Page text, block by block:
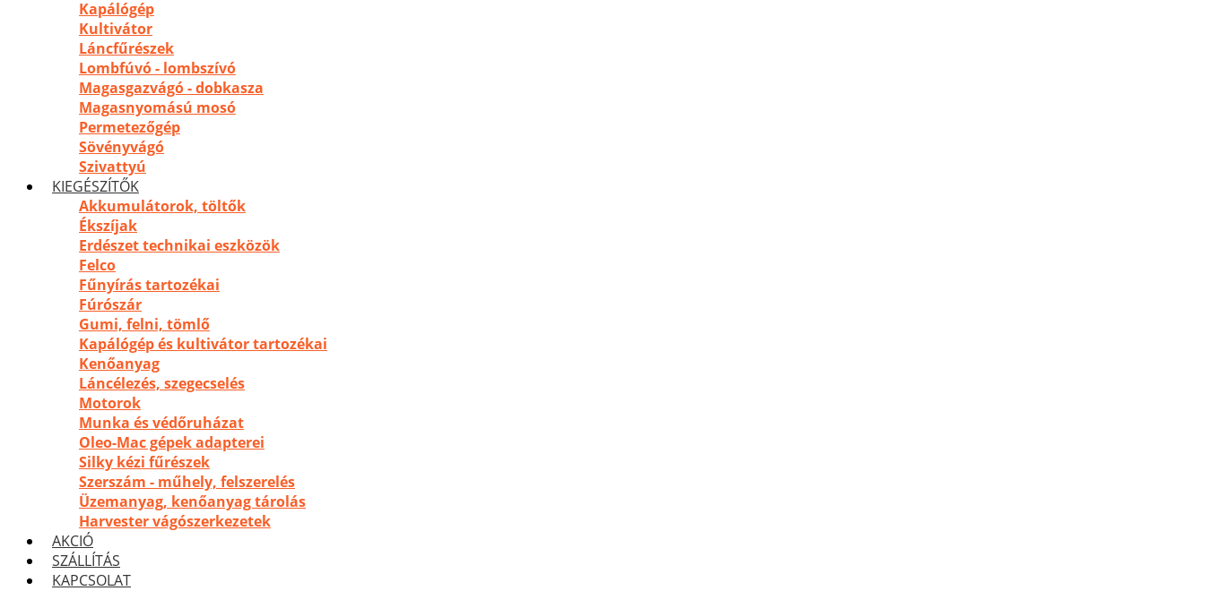
Kapálógép
Kultivátor
Láncfűrészek
Lombfúvó - lombszívó
Magasgazvágó - dobkasza
Magasnyomású mosó
Permetezőgép
Sövényvágó
Szivattyú
KIEGÉSZÍTŐK
Akkumulátorok, töltők
Ékszíjak
Erdészet technikai eszközök
Felco
Fűnyírás tartozékai
Fúrószár
Gumi, felni, tömlő
Kapálógép és kultivátor tartozékai
Kenőanyag
Láncélezés, szegecselés
Motorok
Munka és védőruházat
Oleo-Mac gépek adapterei
Silky kézi fűrészek
Szerszám - műhely, felszerelés
Üzemanyag, kenőanyag tárolás
Harvester vágószerkezetek
AKCIÓ
SZÁLLÍTÁS
KAPCSOLAT